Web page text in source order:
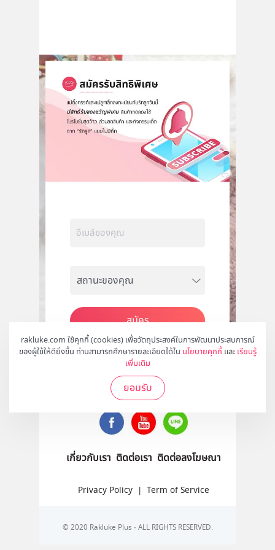
rakluke.com ใช้คุกกี้ (cookies) เพื่อวัตถุประสงค์ในการพัฒนาประสบการณ์
ของผู้ใช้ให้ดียิ่งขึ้น ท่านสามารถศึกษารายละเอียดได้ใน นโยบายคุกกี้ และ เรียนรู้
เพิ่มเติม
ยอมรับ
สมัคร
ติดตามเราได้ที่
เกี่ยวกับเรา ติดต่อเรา ติดต่อลงโฆษณา
Privacy Policy | Term of Service
© 2020 Rakluke Plus - ALL RIGHTS RESERVED.